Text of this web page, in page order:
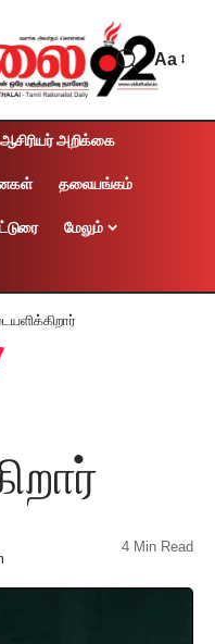
Aa
ஆசிரியர் அறிக்கை
தலையங்கம்
மேலும்
4 Min Read